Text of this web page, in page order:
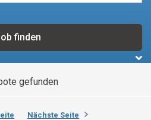
gefunden
Nächste Seite